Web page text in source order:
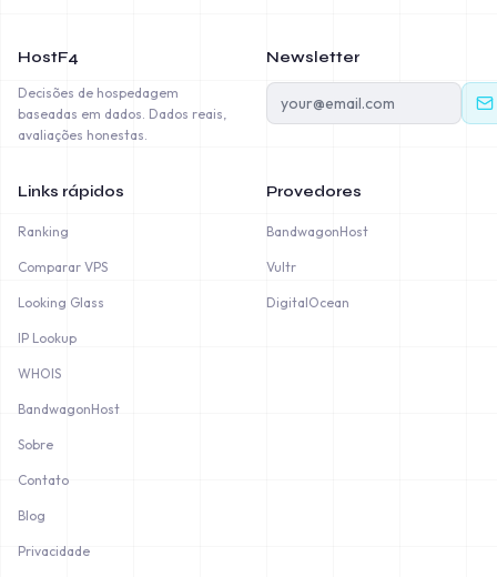
HostF4
Decisões de hospedagem
baseadas em dados. Dados reais,
avaliações honestas.
Newsletter
Links rápidos
Ranking
Comparar VPS
Looking Glass
IP Lookup
WHOIS
BandwagonHost
Sobre
Contato
Blog
Privacidade
Provedores
BandwagonHost
Vultr
DigitalOcean